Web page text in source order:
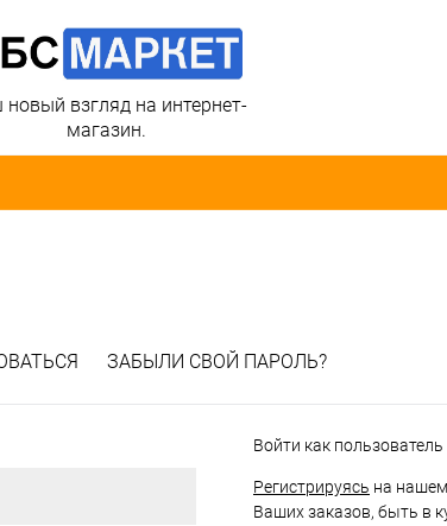
взгляд на интернет-
магазин.
ЗАБЫЛИ СВОЙ ПАРОЛЬ?
Войти как пользователь
Регистрируясь на
Ваших заказов, быть в